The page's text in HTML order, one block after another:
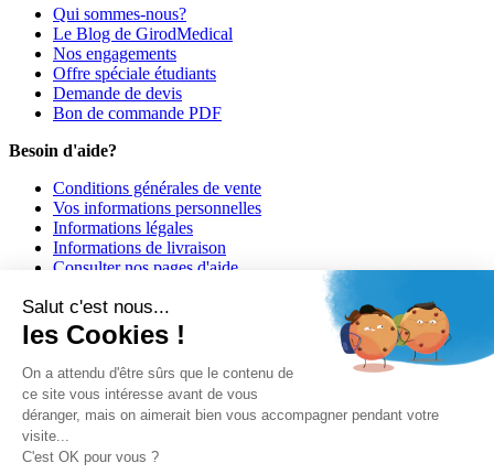
Qui sommes-nous?
Le Blog de GirodMedical
Nos engagements
Offre spéciale étudiants
Demande de devis
Bon de commande PDF
Besoin d'aide?
Conditions générales de vente
Vos informations personnelles
Informations légales
Informations de livraison
Consulter nos pages d'aide
Girodmedical est également présent dans 23 pays
© 2026 Girodmedical. Tous droits réservés.
Paiement 100 % sécurisé !
Contrôle Anti-Fraude, Certificat SSL
Salut c'est nous...
les Cookies !
On a attendu d'être sûrs que le contenu de
ce site vous intéresse avant de vous
déranger, mais on aimerait bien vous accompagner pendant votre
visite...
C'est OK pour vous ?